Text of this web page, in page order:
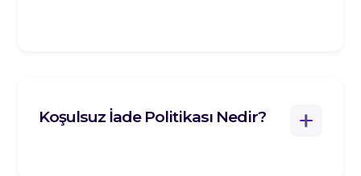
Koşulsuz İade Politikası Nedir?